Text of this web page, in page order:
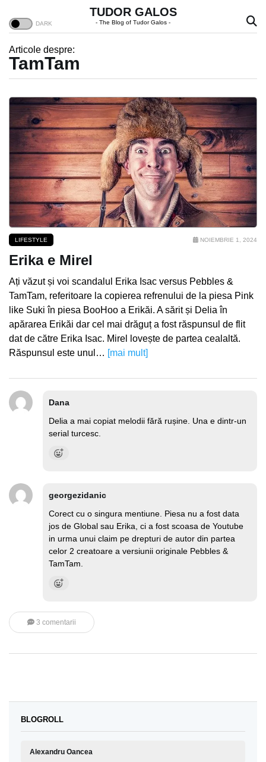
TUDOR GALOS
- The Blog of Tudor Galos -
Articole despre:
TamTam
LIFESTYLE NOIEMBRIE 1, 2024
Erika e Mirel
Ați văzut și voi scandalul Erika Isac versus Pebbles &
TamTam, referitoare la copierea refrenului de la piesa Pink
like Suki în piesa BooHoo a Erikăi. A sărit și Delia în
apărarea Erikăi dar cel mai drăguț a fost răspunsul de flit
dat de către Erika Isac. Mirel lovește de partea cealaltă.
Răspunsul este unul… [mai mult]
Dana
Delia a mai copiat melodii fără rușine. Una e dintr-un
serial turcesc.
georgezidanic
Corect cu o singura mentiune. Piesa nu a fost data
jos de Global sau Erika, ci a fost scoasa de Youtube
in urma unui claim pe drepturi de autor din partea
celor 2 creatoare a versiunii originale Pebbles &
TamTam.
3 comentarii
BLOGROLL
Alexandru Oancea